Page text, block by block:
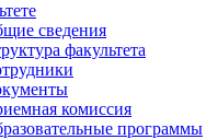
сведения
факультета
комиссия
программы